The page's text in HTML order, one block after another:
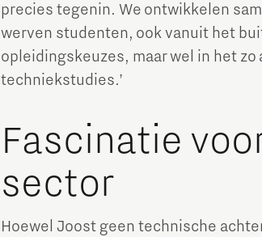
precies tegenin. We ontwikkelen
werven studenten, ook vanuit het
opleidingskeuzes, maar wel in het
techniekstudies.’
Fascinatie
sector
Hoewel Joost geen technische